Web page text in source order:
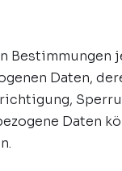
Daten,
Daten